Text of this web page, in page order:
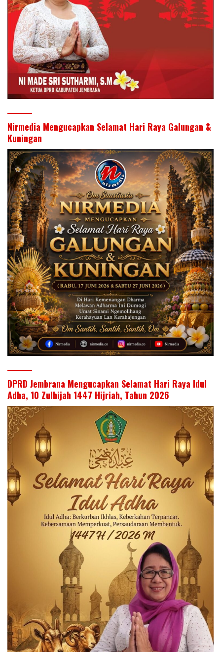
Nirmedia Mengucapkan Selamat Hari Raya Galungan &
Kuningan
DPRD Jembrana Mengucapkan Selamat Hari Raya Idul
Adha, 10 Zulhijah 1447 Hijriah, Tahun 2026